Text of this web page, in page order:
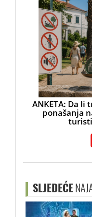
ANKETA: Da
ponašanja
SLJEDEĆE